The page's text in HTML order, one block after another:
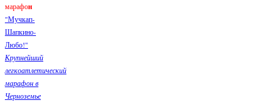
марафон
"Мучкап-
Шапкино-
Любо!"
Крупнейший
легкоатлетический
марафон в
Черноземье